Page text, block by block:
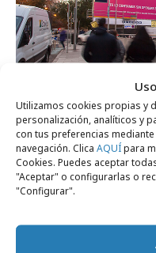
Utilizamos cookies propias y
personalización, analíticos y
con tus preferencias
navegación. Clica AQUÍpara
Cookies. Puedes aceptar
"Aceptar" o configurarlas o
"Configurar".
martes, 2 de diciembre 2025
Espectacular
seis metros de
Campañas